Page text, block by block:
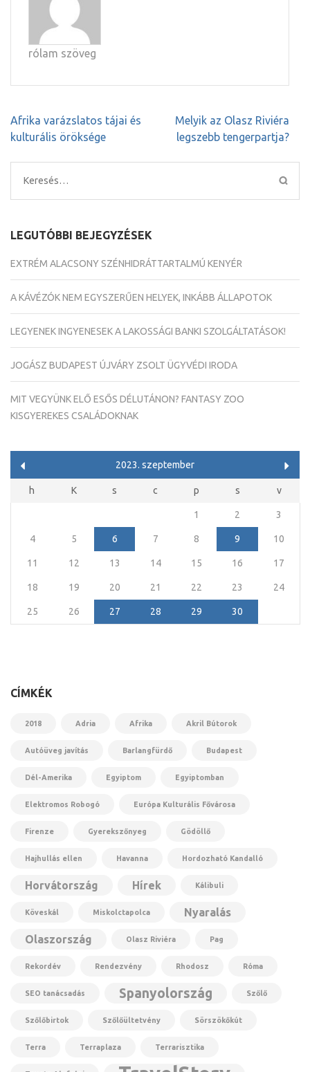
rólam szöveg
Bejegyzés
navigáció
Afrika varázslatos tájai és
kulturális öröksége
Melyik az Olasz Riviéra
legszebb tengerpartja?
Keresés:
LEGUTÓBBI BEJEGYZÉSEK
EXTRÉM ALACSONY SZÉNHIDRÁTTARTALMÚ KENYÉR
A KÁVÉZÓK NEM EGYSZERŰEN HELYEK, INKÁBB ÁLLAPOTOK
LEGYENEK INGYENESEK A LAKOSSÁGI BANKI SZOLGÁLTATÁSOK!
JOGÁSZ BUDAPEST ÚJVÁRY ZSOLT ÜGYVÉDI IRODA
MIT VEGYÜNK ELŐ ESŐS DÉLUTÁNON? FANTASY ZOO
KISGYEREKES CSALÁDOKNAK
2023. szeptember
h K s c p s v
1 2 3
4 5 6 7 8 9 10
11 12 13 14 15 16 17
18 19 20 21 22 23 24
25 26 27 28 29 30
CÍMKÉK
2018 Adria Afrika Akril Bútorok
Autóüveg javítás Barlangfürdő Budapest
Dél-Amerika Egyiptom Egyiptomban
Elektromos Robogó Európa Kulturális Fővárosa
Firenze Gyerekszőnyeg Gödöllő
Hajhullás ellen Havanna Hordozható Kandalló
Horvátország Hírek Kálibuli
Köveskál Miskolctapolca Nyaralás
Olaszország Olasz Riviéra Pag
Rekordév Rendezvény Rhodosz Róma
SEO tanácsadás Spanyolország Szőlő
Szőlőbirtok Szőlőültetvény Sörszökőkút
Terra Terraplaza Terrarisztika